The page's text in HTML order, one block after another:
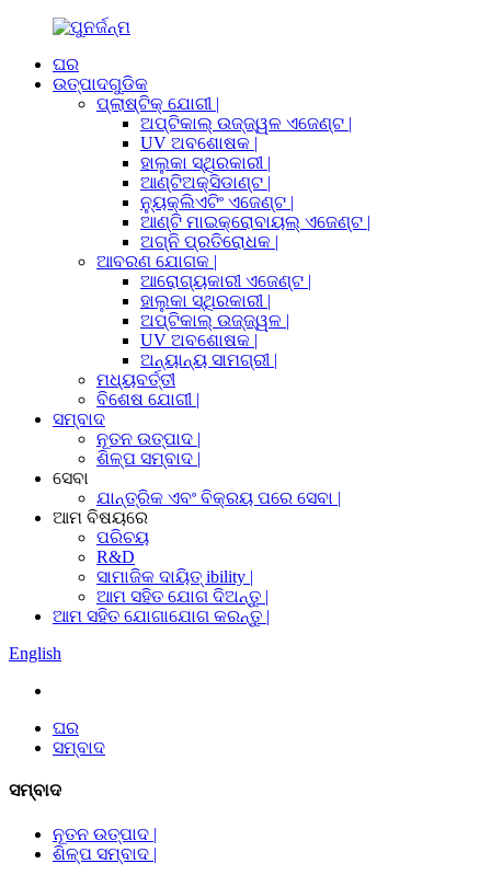
ଘର
ଉତ୍ପାଦଗୁଡିକ
ପ୍ଲାଷ୍ଟିକ୍ ଯୋଗୀ |
ଅପ୍ଟିକାଲ୍ ଉଜ୍ଜ୍ୱଳ ଏଜେଣ୍ଟ |
UV ଅବଶୋଷକ |
ହାଲୁକା ସ୍ଥିରକାରୀ |
ଆଣ୍ଟିଅକ୍ସିଡାଣ୍ଟ |
ନ୍ୟୁକ୍ଲିଏଟିଂ ଏଜେଣ୍ଟ |
ଆଣ୍ଟି ମାଇକ୍ରୋବାୟଲ୍ ଏଜେଣ୍ଟ |
ଅଗ୍ନି ପ୍ରତିରୋଧକ |
ଆବରଣ ଯୋଗକ |
ଆରୋଗ୍ୟକାରୀ ଏଜେଣ୍ଟ |
ହାଲୁକା ସ୍ଥିରକାରୀ |
ଅପ୍ଟିକାଲ୍ ଉଜ୍ଜ୍ୱଳ |
UV ଅବଶୋଷକ |
ଅନ୍ୟାନ୍ୟ ସାମଗ୍ରୀ |
ମଧ୍ୟବର୍ତ୍ତୀ
ବିଶେଷ ଯୋଗୀ |
ସମ୍ବାଦ
ନୂତନ ଉତ୍ପାଦ |
ଶିଳ୍ପ ସମ୍ବାଦ |
ସେବା
ଯାନ୍ତ୍ରିକ ଏବଂ ବିକ୍ରୟ ପରେ ସେବା |
ଆମ ବିଷୟରେ
ପରିଚୟ
R&D
ସାମାଜିକ ଦାୟିତ୍ ibility |
ଆମ ସହିତ ଯୋଗ ଦିଅନ୍ତୁ |
ଆମ ସହିତ ଯୋଗାଯୋଗ କରନ୍ତୁ |
English
ଘର
ସମ୍ବାଦ
ସମ୍ବାଦ
ନୂତନ ଉତ୍ପାଦ |
ଶିଳ୍ପ ସମ୍ବାଦ |